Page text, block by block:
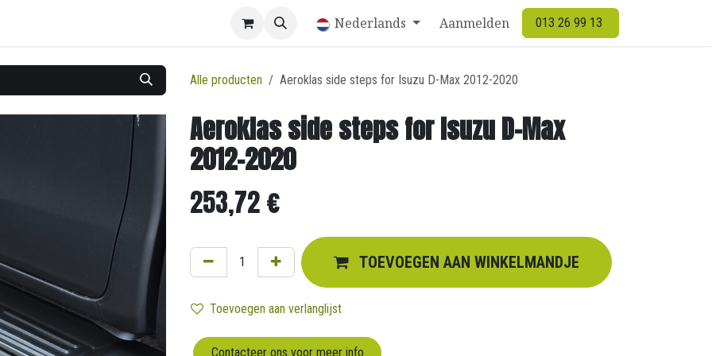
Nederlands Aanmelden 013 26 99 13
Alle producten Aeroklas side steps for Isuzu D-Max 2012-2020
Aeroklas side steps for Isuzu D-Max
2012-2020
253,72€
TOEVOEGEN AAN WINKELMANDJE
Toevoegen aan verlanglijst
Contacteer ons voor meer info